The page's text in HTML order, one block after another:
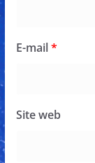
E-mail*
Site web